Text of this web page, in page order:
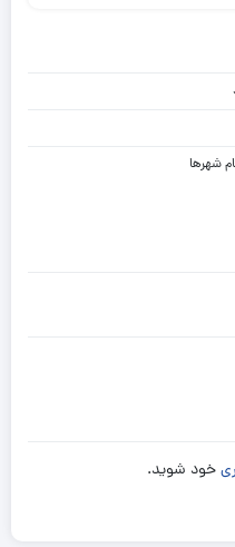
شهرها
خود شوید.